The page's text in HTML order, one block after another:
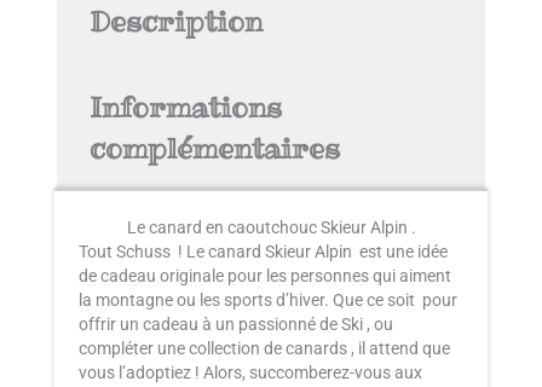
Description
Informations
complémentaires
Le canard en caoutchouc Skieur Alpin .
Tout Schuss ! Le canard Skieur Alpin est une idée
de cadeau originale pour les personnes qui aiment
la montagne ou les sports d’hiver. Que ce soit pour
offrir un cadeau à un passionné de Ski , ou
compléter une collection de canards , il attend que
vous l’adoptiez ! Alors, succomberez-vous aux